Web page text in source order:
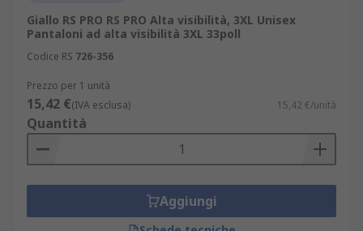
Giallo RS PRO RS PRO Alta visibilità, 3XL Unisex
Pantaloni ad alta visibilità 3XL 33poll
Codice RS 726-356
Prezzo per 1 unità
15,42 €(IVA esclusa) 15,42 €/unità
Quantità
Aggiungi